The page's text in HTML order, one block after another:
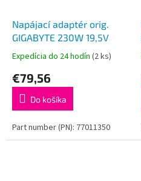
Napájací adaptér orig.
GIGABYTE 230W 19,5V
Expedícia do 24 hodín (2 ks)
€79,56
Do košíka
Part number (PN): 77011350